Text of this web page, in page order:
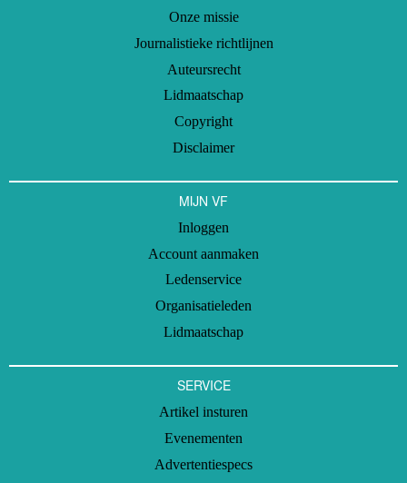
Onze missie
Journalistieke richtlijnen
Auteursrecht
Lidmaatschap
Copyright
Disclaimer
MIJN VF
Inloggen
Account aanmaken
Ledenservice
Organisatieleden
Lidmaatschap
SERVICE
Artikel insturen
Evenementen
Advertentiespecs